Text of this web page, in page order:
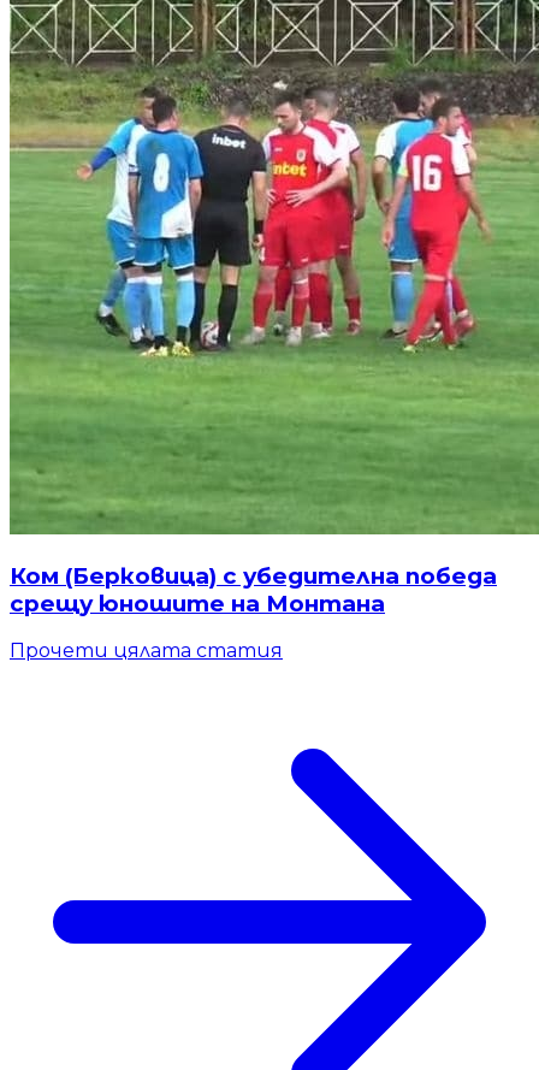
Ком (Берковица) с убедителна победа
срещу юношите на Монтана
Прочети цялата статия